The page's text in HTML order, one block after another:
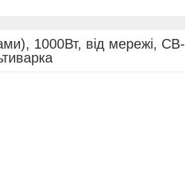
1000Вт, від мережі,